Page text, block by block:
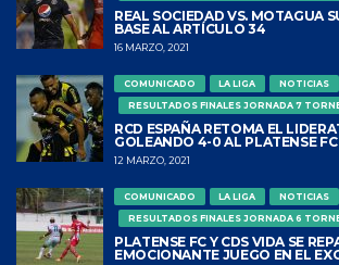
REAL SOCIEDAD VS. MOTAGUA
BASE AL ARTÍCULO 34
16 MARZO, 2021
COMUNICADO LA LIGA NOTICIAS
RESULTADOS FINALES JORNADA 7
RCD ESPAÑA RETOMA EL
GOLEANDO 4-0 AL PLATENSE FC
12 MARZO, 2021
COMUNICADO LA LIGA NOTICIAS
RESULTADOS FINALES JORNADA 6
PLATENSE FC Y CDS VIDA SE
EMOCIONANTE JUEGO EN EL